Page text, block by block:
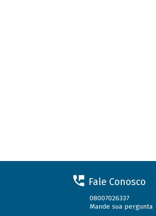
Fale Conosco
08007026337
Mande sua pergunta